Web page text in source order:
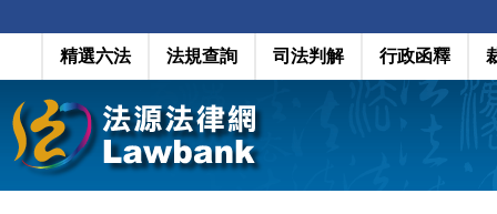
精選六法 法規查詢 司法判解 行政函釋